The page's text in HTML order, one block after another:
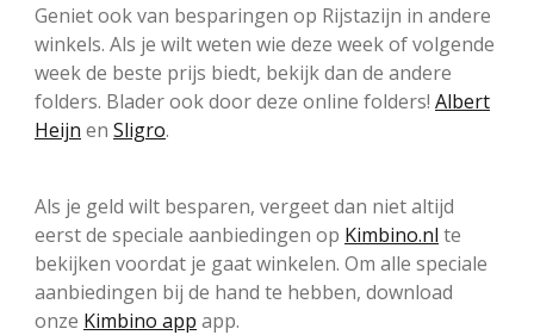
Geniet ook van besparingen op Rijstazijn in andere
winkels. Als je wilt weten wie deze week of volgende
week de beste prijs biedt, bekijk dan de andere
folders. Blader ook door deze online folders! Albert
Heijn en Sligro.
Als je geld wilt besparen, vergeet dan niet altijd
eerst de speciale aanbiedingen op Kimbino.nl te
bekijken voordat je gaat winkelen. Om alle speciale
aanbiedingen bij de hand te hebben, download
onze Kimbino app app.